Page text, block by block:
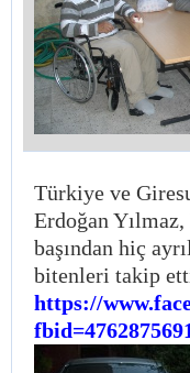
Türkiye ve
Erdoğan
başından hiç
bitenleri takip
https://